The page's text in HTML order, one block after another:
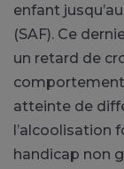
enfant
(SAF). Ce
un retard de
atteinte de
l’alcoolisation
handicap non